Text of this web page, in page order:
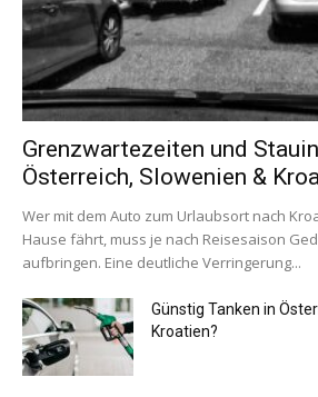
Grenzwartezeiten und
Österreich, Slowenien &
Wer mit dem Auto zum Urlaubsort nach
Hause fährt, muss je nach Reisesaison
aufbringen. Eine deutliche Verringerung...
Günstig Tanken in
Kroatien?